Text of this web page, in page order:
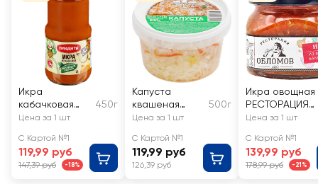
Икра
кабачковая
ПИКАНТА
450г
Цена за 1 шт
С Картой №1
119,99 руб
147,39 руб -18%
Капуста
квашеная
ТРАДИЦИИ
500г
Цена за 1 шт
С Картой №1
119,99 руб
126,39 руб
Икра овощная
РЕСТОРАЦИЯ
ОБЛОМОВ из
баклажанов
Цена за 1 шт
С Картой №1
139,99 руб
178,99 руб -21%